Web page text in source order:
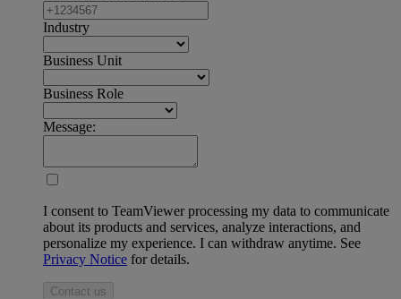
Industry
Business Unit
Business Role
Message:
I consent to TeamViewer processing my data to communicate
about its products and services, analyze interactions, and
personalize my experience. I can withdraw anytime. See
Privacy Notice for details.
Contact us